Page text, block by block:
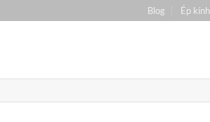
Blog Ép kính